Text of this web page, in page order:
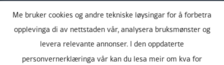
Me bruker cookies og andre tekniske løysingar for å forbetra
opplevinga di av nettstaden vår, analysera bruksmønster og
levera relevante annonser. I den oppdaterte
personvernerklæringa vår kan du lesa meir om kva for